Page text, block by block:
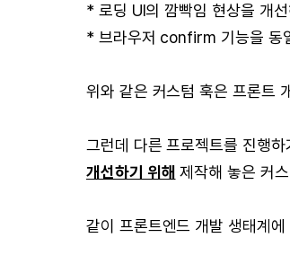
* 로딩 UI의 깜빡임 현상을 개
* 브라우저 confirm 기능을 동
위와 같은 커스텀 훅은 프론트
그런데 다른 프로젝트를 진행
개선하기 위해 제작해 놓은 커
같이 프론트엔드 개발 생태계